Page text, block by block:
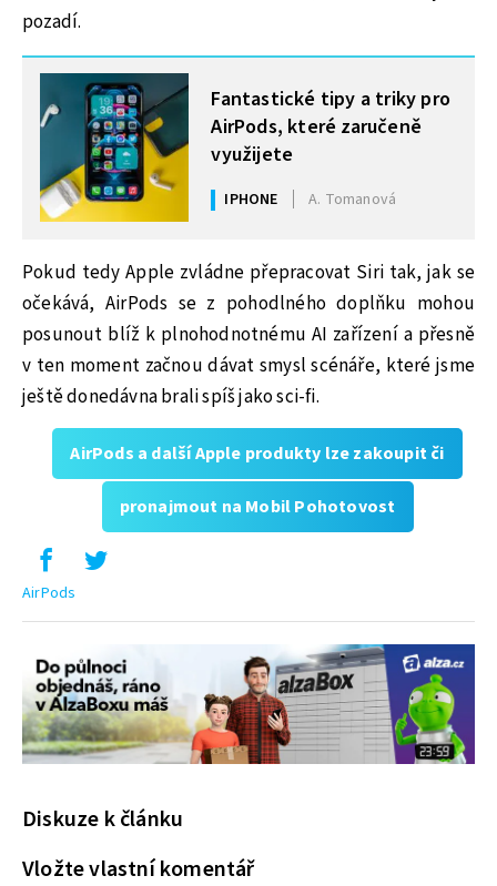
pozadí.
MOHLO BY VÁS ZAJÍMAT
Fantastické tipy a triky pro
AirPods, které zaručeně
využijete
IPHONE A. Tomanová
Pokud tedy Apple zvládne přepracovat Siri tak, jak se
očekává, AirPods se z pohodlného doplňku mohou
posunout blíž k plnohodnotnému AI zařízení a přesně
v ten moment začnou dávat smysl scénáře, které jsme
ještě donedávna brali spíš jako sci-fi.
AirPods a další Apple produkty lze zakoupit či
pronajmout na Mobil Pohotovost
AirPods
Diskuze k článku
Vložte vlastní komentář